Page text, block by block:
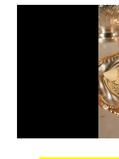
לכל
כאן >>>​